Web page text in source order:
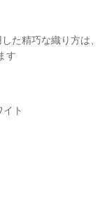
た精巧な織り方は、
す
ト